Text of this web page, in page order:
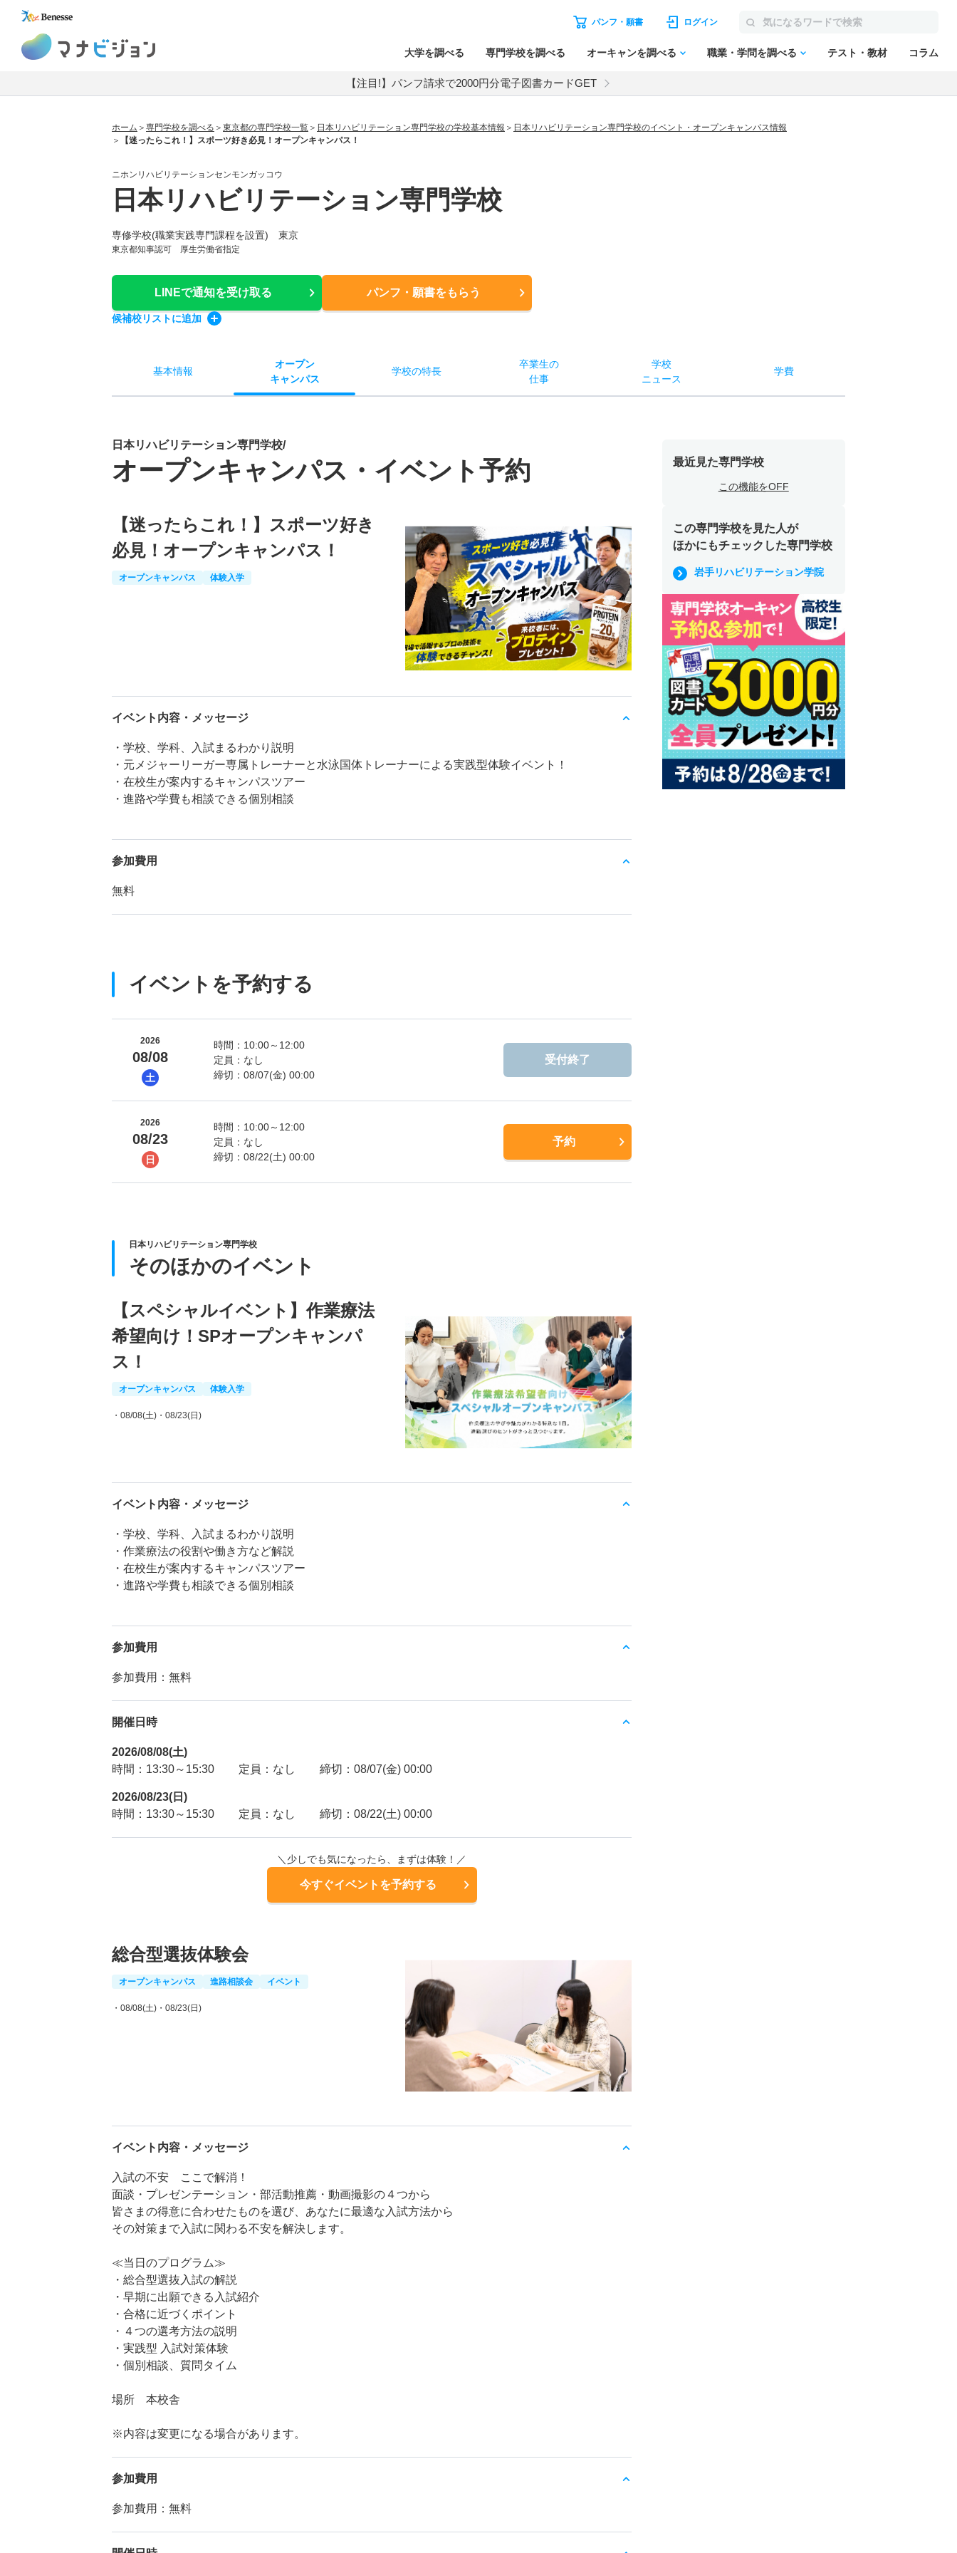
パンフ・願書 ログイン
大学を調べる 専門学校を調べる オーキャンを調べる 職業・学問を調べる テスト・教材 コラム
【注目!】パンフ請求で2000円分電子図書カードGET
ホーム 専門学校を調べる 東京都の専門学校一覧 日本リハビリテーション専門学校の学校基本情報
日本リハビリテーション専門学校のイベント・オープンキャンパス情報
【迷ったらこれ！】スポーツ好き必見！オープンキャンパス！
ニホンリハビリテーションセンモンガッコウ
日本リハビリテーション専門学校
専修学校(職業実践専門課程を設置) 東京
東京都知事認可 厚生労働省指定
LINEで通知を受け取る パンフ・願書をもらう
候補校リストに追加
基本情報
オープン
キャンパス
学校の特長
卒業生の
仕事
学校
ニュース
学費
日本リハビリテーション専門学校/
オープンキャンパス・イベント予約
【迷ったらこれ！】スポーツ好き
必見！オープンキャンパス！
オープンキャンパス 体験入学
イベント内容・メッセージ
・学校、学科、入試まるわかり説明
・元メジャーリーガー専属トレーナーと水泳国体トレーナーによる実践型体験イベント！
・在校生が案内するキャンパスツアー
・進路や学費も相談できる個別相談
参加費用
無料
イベントを予約する
2026
08/08
土
時間：10:00～12:00
定員：なし
締切：08/07(金) 00:00
受付終了
2026
08/23
日
時間：10:00～12:00
定員：なし
締切：08/22(土) 00:00
予約
日本リハビリテーション専門学校
そのほかのイベント
【スペシャルイベント】作業療法
希望向け！SPオープンキャンパ
ス！
オープンキャンパス 体験入学
・08/08(土) ・08/23(日)
イベント内容・メッセージ
・学校、学科、入試まるわかり説明
・作業療法の役割や働き方など解説
・在校生が案内するキャンパスツアー
・進路や学費も相談できる個別相談
参加費用
参加費用：無料
開催日時
2026/08/08(土)
時間：13:30～15:30
定員：なし 締切：08/07(金) 00:00
2026/08/23(日)
時間：13:30～15:30
定員：なし 締切：08/22(土) 00:00
＼少しでも気になったら、まずは体験！／
今すぐイベントを予約する
総合型選抜体験会
オープンキャンパス 進路相談会 イベント
・08/08(土) ・08/23(日)
イベント内容・メッセージ
入試の不安 ここで解消！
面談・プレゼンテーション・部活動推薦・動画撮影の４つから
皆さまの得意に合わせたものを選び、あなたに最適な入試方法から
その対策まで入試に関わる不安を解決します。
≪当日のプログラム≫
・総合型選抜入試の解説
・早期に出願できる入試紹介
・合格に近づくポイント
・４つの選考方法の説明
・実践型 入試対策体験
・個別相談、質問タイム
場所 本校舎
※内容は変更になる場合があります。
参加費用
参加費用：無料
最近見た専門学校
この機能をOFF
この専門学校を見た人が
ほかにもチェックした専門学校
岩手リハビリテーション学院